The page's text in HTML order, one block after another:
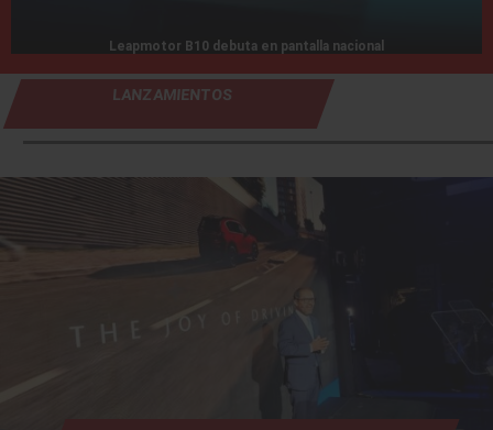
Leapmotor B10 debuta en pantalla nacional
LANZAMIENTOS